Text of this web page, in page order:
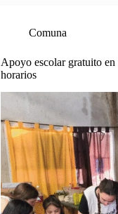
Comuna
Apoyo escolar gratuito en
horarios